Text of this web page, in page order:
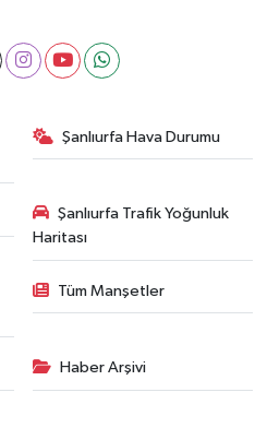
Şanlıurfa Hava Durumu
Şanlıurfa Trafik Yoğunluk
Haritası
Tüm Manşetler
Haber Arşivi